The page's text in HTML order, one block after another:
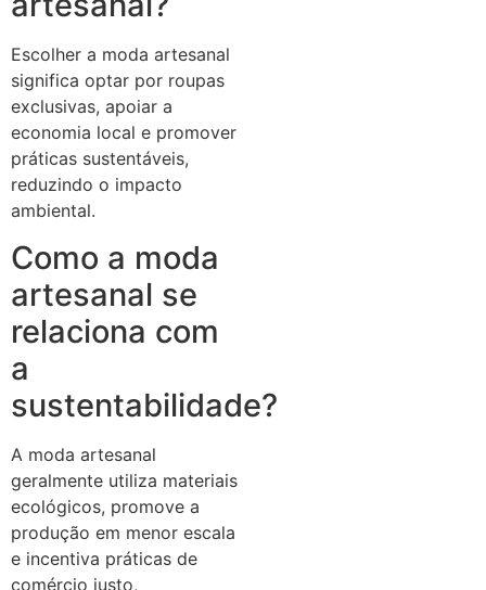
Escolher a moda artesanal
significa optar por roupas
exclusivas, apoiar a
economia local e promover
práticas sustentáveis,
reduzindo o impacto
ambiental.
Como a moda
artesanal se
relaciona com
a
sustentabilidade?
A moda artesanal
geralmente utiliza materiais
ecológicos, promove a
produção em menor escala
e incentiva práticas de
comércio justo,